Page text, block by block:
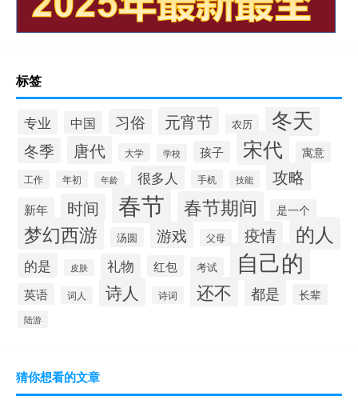
标签
专业 中国 习俗 元宵节 农历 冬天
冬季 唐代 大学 学校 孩子 宋代 寓意
工作 年初 年龄 很多人 手机 技能 攻略
新年 时间 春节 春节期间 是一个
梦幻西游 汤圆 游戏 父母 疫情 的人
的是 皮肤 礼物 红包 考试 自己的
英语 词人 诗人 诗词 还不 都是 长辈
陆游
猜你想看的文章